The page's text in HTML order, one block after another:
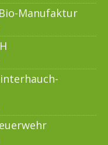
Manufaktur